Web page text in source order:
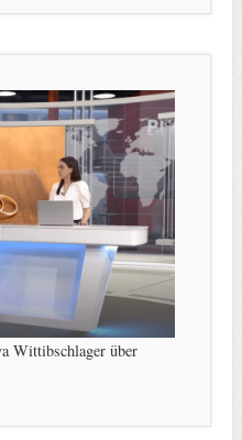
Wittibschlager über